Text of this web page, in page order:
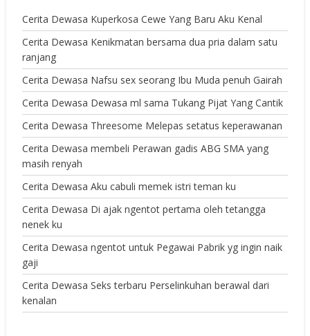
Cerita Dewasa Kuperkosa Cewe Yang Baru Aku Kenal
Cerita Dewasa Kenikmatan bersama dua pria dalam satu
ranjang
Cerita Dewasa Nafsu sex seorang Ibu Muda penuh Gairah
Cerita Dewasa Dewasa ml sama Tukang Pijat Yang Cantik
Cerita Dewasa Threesome Melepas setatus keperawanan
Cerita Dewasa membeli Perawan gadis ABG SMA yang
masih renyah
Cerita Dewasa Aku cabuli memek istri teman ku
Cerita Dewasa Di ajak ngentot pertama oleh tetangga
nenek ku
Cerita Dewasa ngentot untuk Pegawai Pabrik yg ingin naik
gaji
Cerita Dewasa Seks terbaru Perselinkuhan berawal dari
kenalan